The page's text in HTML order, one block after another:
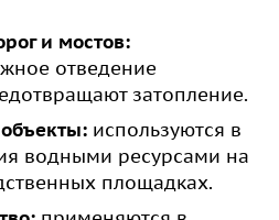
и мостов:
отведение
затопление.
используются в
водными ресурсами на
площадках.